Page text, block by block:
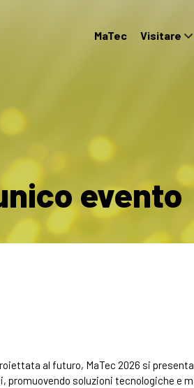
MaTec Visitare
evento
al futuro, MaTec 2026 si
promuovendo soluzioni tecnologiche e